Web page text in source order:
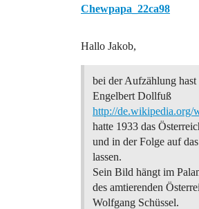
Chewpapa_22ca98
Hallo Jakob,
bei der Aufzählung
Engelbert Dollfuß
http://
hatte 1933 das
und in der Folge auf
lassen.
Sein Bild hängt im
des amtierenden
Wolfgang Schüssel.